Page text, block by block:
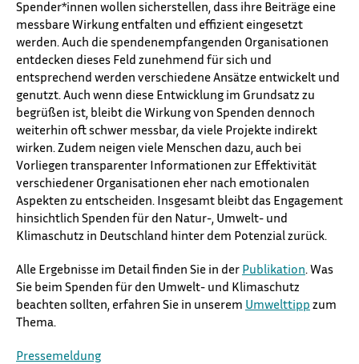
Spender*innen wollen sicherstellen, dass ihre Beiträge eine
messbare Wirkung entfalten und effizient eingesetzt
werden. Auch die spendenempfangenden Organisationen
entdecken dieses Feld zunehmend für sich und
entsprechend werden verschiedene Ansätze entwickelt und
genutzt. Auch wenn diese Entwicklung im Grundsatz zu
begrüßen ist, bleibt die Wirkung von Spenden dennoch
weiterhin oft schwer messbar, da viele Projekte indirekt
wirken. Zudem neigen viele Menschen dazu, auch bei
Vorliegen transparenter Informationen zur Effektivität
verschiedener Organisationen eher nach emotionalen
Aspekten zu entscheiden. Insgesamt bleibt das Engagement
hinsichtlich Spenden für den Natur-, Umwelt- und
Klimaschutz in Deutschland hinter dem Potenzial zurück.
Alle Ergebnisse im Detail finden Sie in der Publikation. Was
Sie beim Spenden für den Umwelt- und Klimaschutz
beachten sollten, erfahren Sie in unserem Umwelttipp zum
Thema.
Pressemeldung